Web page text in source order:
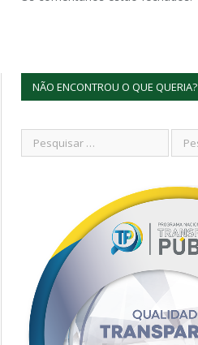
NÃO ENCONTROU O QUE QUERIA?